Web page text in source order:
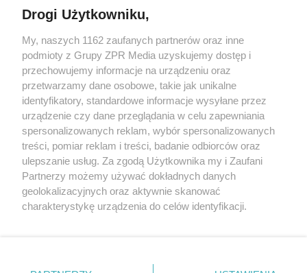
Żaden utwór zamieszczony w serwisie nie może być powielany i
rozpowszechniany lub dalej rozpowszechniany w jakikolwiek sposób
(w tym także elektroniczny lub mechaniczny) na jakimkolwiek polu
eksploatacji w jakiejkolwiek formie, włącznie z umieszczaniem w
Internecie bez pisemnej zgody właściciela praw. Jakiekolwiek użycie
lub wykorzystanie utworów w całości lub w części z naruszeniem
prawa, tzn. bez właściwej zgody, jest zabronione pod groźbą kary i
może być ścigane prawnie.
O nas
Drogi Użytkowniku,
My, naszych 1162 zaufanych partnerów oraz inne
podmioty z Grupy ZPR Media uzyskujemy dostęp i
przechowujemy informacje na urządzeniu oraz
przetwarzamy dane osobowe, takie jak unikalne
identyfikatory, standardowe informacje wysyłane przez
urządzenie czy dane przeglądania w celu zapewniania
spersonalizowanych reklam, wybór spersonalizowanych
treści, pomiar reklam i treści, badanie odbiorców oraz
ulepszanie usług. Za zgodą Użytkownika my i Zaufani
Partnerzy możemy używać dokładnych danych
geolokalizacyjnych oraz aktywnie skanować
charakterystykę urządzenia do celów identyfikacji.
zmienić/wycofać klikając przycisk ustawień prywatności